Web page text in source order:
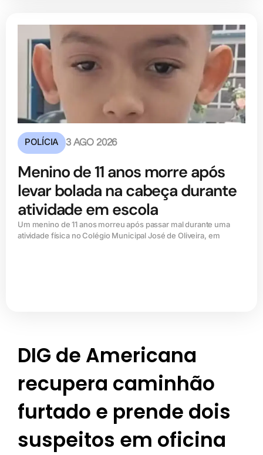
POLÍCIA 3 AGO 2026
Menino de 11 anos morre após
levar bolada na cabeça durante
atividade em escola
Um menino de 11 anos morreu após passar mal durante uma
atividade física no Colégio Municipal José de Oliveira, em
DIG de Americana
recupera caminhão
furtado e prende dois
suspeitos em oficina